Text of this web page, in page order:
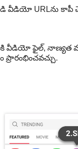
వీడియో URLను కాపీ
ఫైల్, నాణ్యత